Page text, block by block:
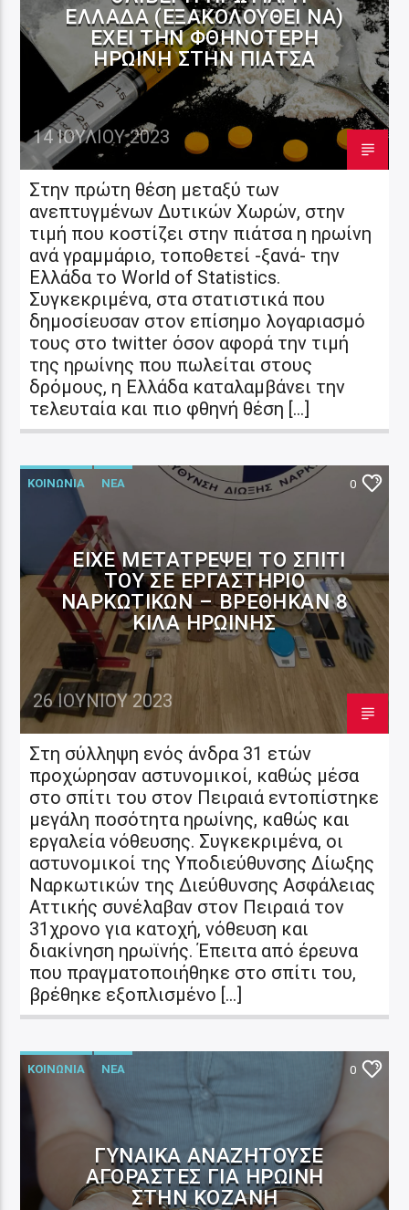
ΕΛΛΆΔΑ (ΕΞΑΚΟΛΟΥΘΕΊ ΝΑ)
ΈΧΕΙ ΤΗΝ ΦΘΗΝΌΤΕΡΗ
ΗΡΩΊΝΗ ΣΤΗΝ ΠΙΆΤΣΑ
14 ΙΟΥΛΊΟΥ 2023
Στην πρώτη θέση μεταξύ των
ανεπτυγμένων Δυτικών Χωρών, στην
τιμή που κοστίζει στην πιάτσα η ηρωίνη
ανά γραμμάριο, τοποθετεί -ξανά- την
Ελλάδα το World of Statistics.
Συγκεκριμένα, στα στατιστικά που
δημοσίευσαν στον επίσημο λογαριασμό
τους στο twitter όσον αφορά την τιμή
της ηρωίνης που πωλείται στους
δρόμους, η Ελλάδα καταλαμβάνει την
τελευταία και πιο φθηνή θέση […]
ΚΟΙΝΩΝΙΑ ΝΕΑ 0
ΕΊΧΕ ΜΕΤΑΤΡΈΨΕΙ ΤΟ ΣΠΊΤΙ
ΤΟΥ ΣΕ ΕΡΓΑΣΤΉΡΙΟ
ΝΑΡΚΩΤΙΚΏΝ – ΒΡΈΘΗΚΑΝ 8
ΚΙΛΆ ΗΡΩΊΝΗΣ
26 ΙΟΥΝΊΟΥ 2023
Στη σύλληψη ενός άνδρα 31 ετών
προχώρησαν αστυνομικοί, καθώς μέσα
στο σπίτι του στον Πειραιά εντοπίστηκε
μεγάλη ποσότητα ηρωίνης, καθώς και
εργαλεία νόθευσης. Συγκεκριμένα, οι
αστυνομικοί της Υποδιεύθυνσης Δίωξης
Ναρκωτικών της Διεύθυνσης Ασφάλειας
Αττικής συνέλαβαν στον Πειραιά τον
31χρονο για κατοχή, νόθευση και
διακίνηση ηρωϊνής. Έπειτα από έρευνα
που πραγματοποιήθηκε στο σπίτι του,
βρέθηκε εξοπλισμένο […]
ΚΟΙΝΩΝΙΑ ΝΕΑ 0
ΓΥΝΑΊΚΑ ΑΝΑΖΗΤΟΎΣΕ
ΑΓΟΡΑΣΤΈΣ ΓΙΑ ΗΡΩΊΝΗ
ΣΤΗΝ ΚΟΖΆΝΗ